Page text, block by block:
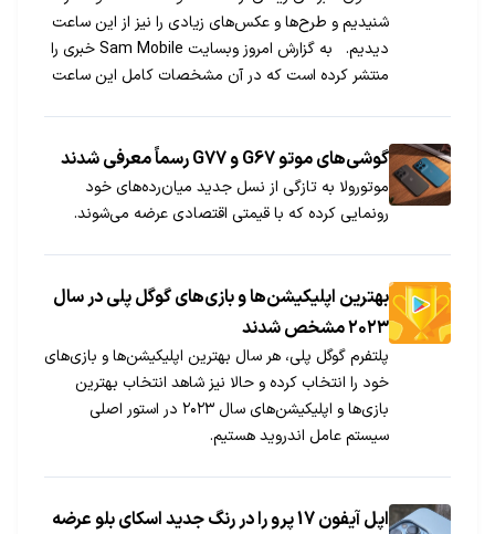
شنیدیم و طرح‌ها و عکس‌های زیادی را نیز از این ساعت
دیدیم. به گزارش امروز وبسایت Sam Mobile خبری را
منتشر کرده است که در آن مشخصات کامل این ساعت
گوشی‌های موتو G67 و G77 رسماً معرفی شدند
موتورولا به تازگی از نسل جدید میان‌رده‌های خود
رونمایی کرده که با قیمتی اقتصادی عرضه می‌شوند.
بهترین اپلیکیشن‌ها و بازی‌های گوگل پلی در سال
۲۰۲۳ مشخص شدند
پلتفرم گوگل پلی، هر سال بهترین اپلیکیشن‌ها و بازی‌های
خود را انتخاب کرده و حالا نیز شاهد انتخاب بهترین
بازی‌ها و اپلیکیشن‌های سال ۲۰۲۳ در استور اصلی
سیستم عامل اندروید هستیم.
اپل آیفون 17 پرو را در رنگ جدید اسکای بلو عرضه